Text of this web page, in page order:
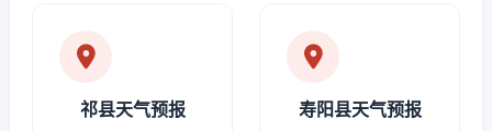
祁县天气预报 寿阳县天气预报